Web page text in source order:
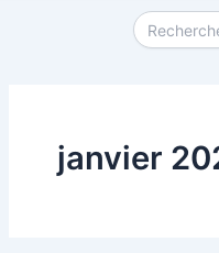
Rechercher :
janvier